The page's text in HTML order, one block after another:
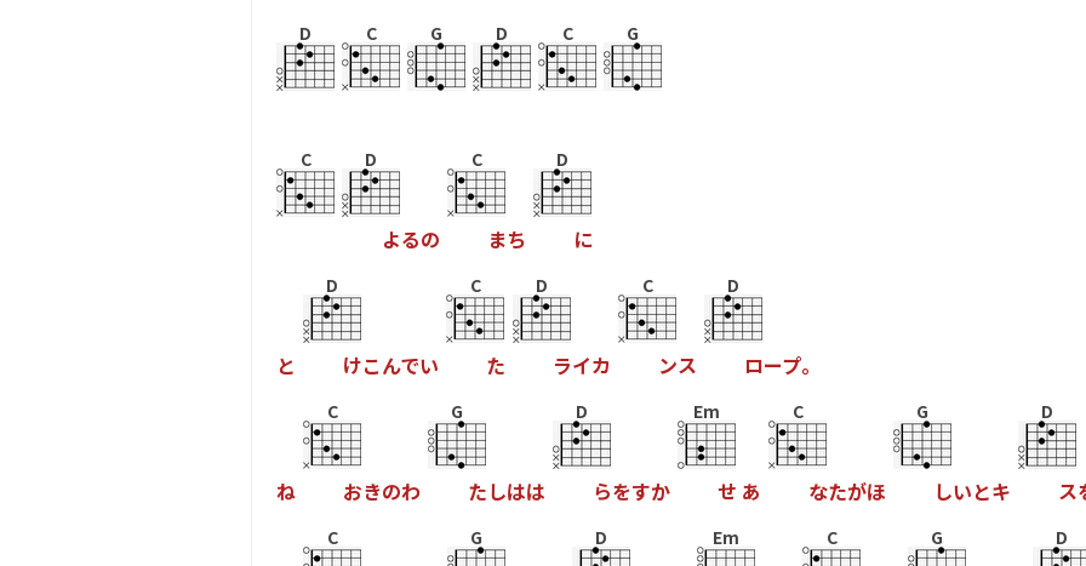
D C G D C G
C D
よるの
C
まち
D
に
と
D
けこんでい
C
た
D
ライカ
C
ンス
D
ロープ。
ね
C
おきのわ
G
たしはは
D
らをすか
Em
せ あ
C
なたがほ
G
しいとキ
D
ス
C G D Em C G D